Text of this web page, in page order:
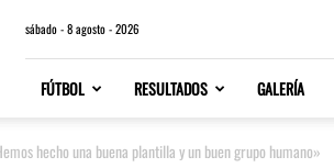
sábado - 8 agosto - 2026
FÚTBOL RESULTADOS GALERÍA
hecho una buena plantilla y un buen grupo humano»